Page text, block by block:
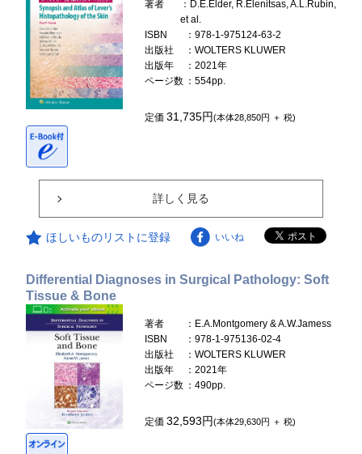
著者
：D.E.Elder, R.Elenitsas, A.L.Rubin,
et al.
ISBN
：978-1-975124-63-2
出版社
：WOLTERS KLUWER
出版年
：2021年
ページ数 ：554pp.
定価31,735円(本体28,850円 ＋ 税)
詳しく見る
ほしいものリストに登録 いいね
Differential Diagnoses in Surgical Pathology: Soft
Tissue & Bone
著者
：E.A.Montgomery & A.W.Jamess
ISBN
：978-1-975136-02-4
出版社
：WOLTERS KLUWER
出版年
：2021年
ページ数 ：490pp.
定価32,593円(本体29,630円 ＋ 税)